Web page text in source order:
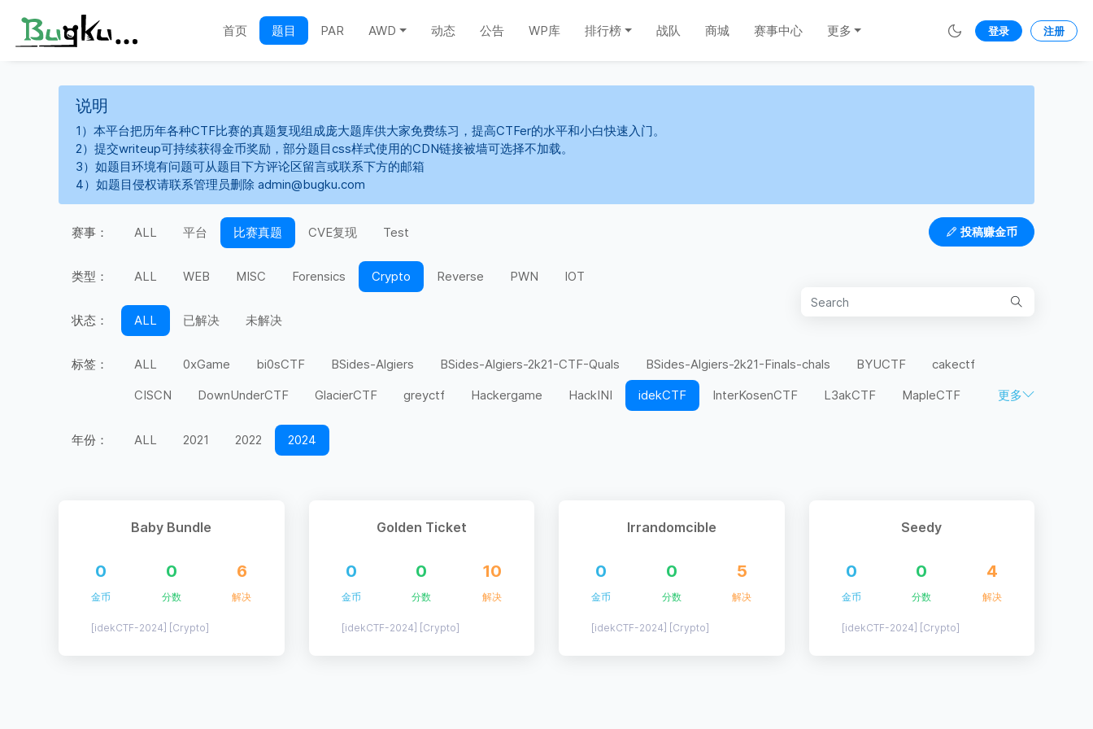
首页 题目 PAR AWD 动态 公告 WP库 排行榜 战队 商城 赛事中心 更多 登录 注册
说明
1）本平台把历年各种CTF比赛的真题复现组成庞大题库供大家免费练习，提高CTFer的水平和小白快速入门。
2）提交writeup可持续获得金币奖励，部分题目css样式使用的CDN链接被墙可选择不加载。
3）如题目环境有问题可从题目下方评论区留言或联系下方的邮箱
4）如题目侵权请联系管理员删除 admin@bugku.com
赛事： ALL 平台 比赛真题 CVE复现 Test
类型： ALL WEB MISC Forensics Crypto Reverse PWN IOT
状态： ALL 已解决 未解决
投稿赚金币
标签： ALL 0xGame bi0sCTF BSides-Algiers BSides-Algiers-2k21-CTF-Quals BSides-Algiers-2k21-Finals-chals BYUCTF
cakectf
CISCN
DownUnderCTF GlacierCTF greyctf Hackergame HackINI idekCTF InterKosenCTF L3akCTF
MapleCTF
miniLCTF moeCTF
SekaiCTF
上海市大学生
宁波天一永安杯 巅峰极客 强网杯 数据安全大赛
祥云杯
长城杯
陇剑杯 陕西省大学生 高校网络安全管理运维赛 鹤城杯
更多
年份： ALL 2021 2022 2024
Baby Bundle
0
金币
0
分数
6
解决
[idekCTF-2024] [Crypto]
Golden Ticket
0
金币
0
分数
10
解决
[idekCTF-2024] [Crypto]
Irrandomcible
0
金币
0
分数
5
解决
[idekCTF-2024] [Crypto]
Seedy
0
金币
0
分数
4
解决
[idekCTF-2024] [Crypto]